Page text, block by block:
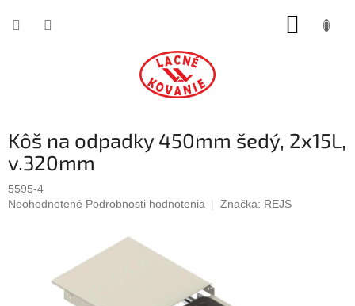
Kôš na odpadky 450mm šedý, 2x15L,
v.320mm
5595-4
Priemerné
Neohodnotené Podrobnosti hodnotenia Značka: REJS